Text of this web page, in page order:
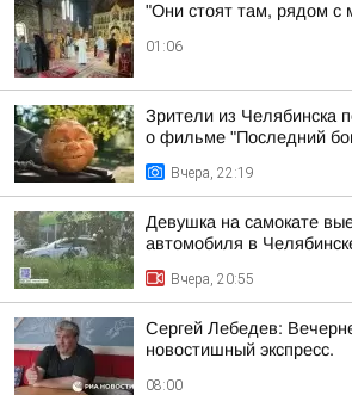
"Они стоят там, рядом с
01:06
Зрители из Челябинска
о фильме "Последний
Вчера, 22:19
Девушка на самокате
автомобиля в
Вчера, 20:55
Сергей Лебедев:
новостишный экспресс.
08:00